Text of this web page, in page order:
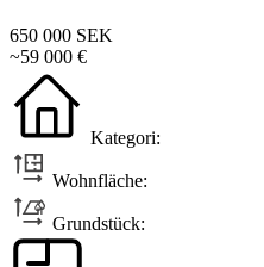
650 000 SEK
~59 000 €
Kategori:
Wohnfläche:
Grundstück: